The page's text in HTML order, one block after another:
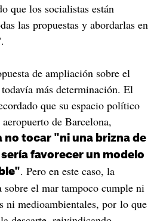
que los socialistas están
las propuestas y abordarlas en
de ampliación sobre el
más determinación. El
que su espacio político
de Barcelona,
tocar "ni una brizna de
favorecer un modelo
. Pero en este caso, la
sobre el mar tampoco cumple ni
ni medioambientales, por lo que